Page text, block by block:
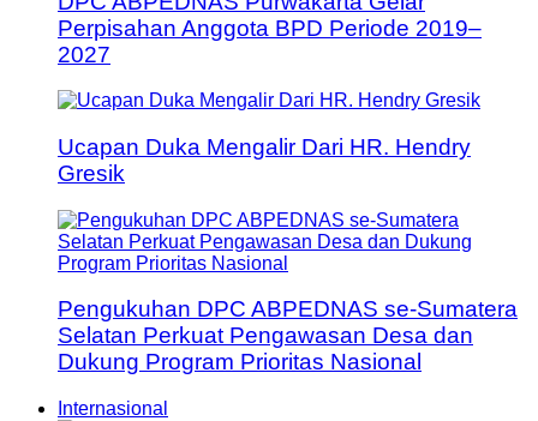
Perpisahan Anggota BPD Periode 2019–
2027
Ucapan Duka Mengalir Dari HR. Hendry
Gresik
Pengukuhan DPC ABPEDNAS se-Sumatera
Selatan Perkuat Pengawasan Desa dan
Dukung Program Prioritas Nasional
Internasional